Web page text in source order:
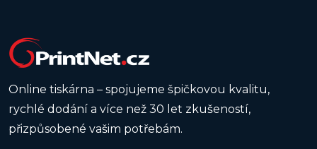
Online tiskárna – spojujeme špičkovou kvalitu,
rychlé dodání a více než 30 let zkušeností,
přizpůsobené vašim potřebám.